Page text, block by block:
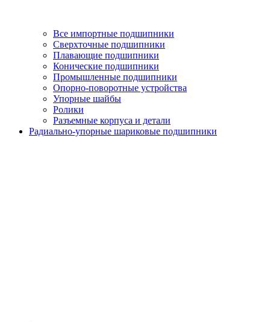
Все импортные подшипники
Сверхточные подшипники
Плавающие подшипники
Конические подшипники
Промышленные подшипники
Опорно-поворотные устройства
Упорные шайбы
Ролики
Разъемные корпуса и детали
Радиально-упорные шариковые подшипники